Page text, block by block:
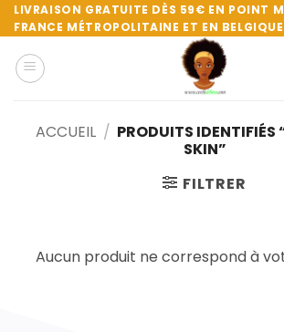
Passer
au
contenu
LIVRAISON GRATUITE DÈS 59€ EN POINT
FRANCE MÉTROPOLITAINE ET EN
ACCUEIL / PRODUITS IDENTIFIÉS
SKIN”
FILTRER
Aucun produit ne correspond à